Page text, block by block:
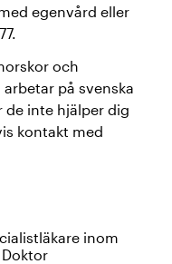
egenvård eller
och
på svenska
de inte hjälper dig
kontakt med
inom